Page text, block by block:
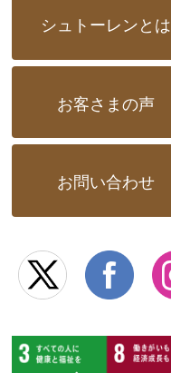
シュトーレンとは
お客さまの声
お問い合わせ